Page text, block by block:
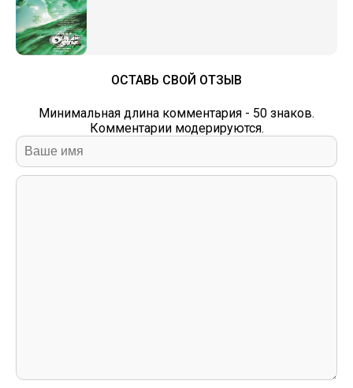
ОСТАВЬ СВОЙ ОТЗЫВ
Минимальная длина комментария - 50 знаков.
Комментарии модерируются.